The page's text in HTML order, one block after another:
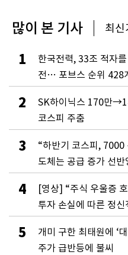
많이 본 기사 최신
1
한국전력, 33조 적자
전… 포브스 순위 428
2
SK하이닉스 170만
코스피 주춤
3
“하반기 코스피,
도체는 공급 증가 선반
4
[영상] “주식 우울증
투자 손실에 따른 정신
5
개미 구한 최태원에 ‘
주가 급반등에 불씨